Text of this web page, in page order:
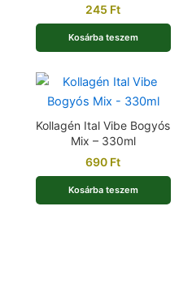
245 Ft
Kosárba teszem
Kollagén Ital Vibe Bogyós
Mix – 330ml
690 Ft
Kosárba teszem